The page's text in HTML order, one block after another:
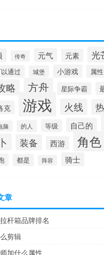
传奇 元气 元素 光
通过 城堡 小游戏 属性
略 方舟 星际争霸
克 游戏 火线
脑 的人 等级 自己的
装备 西游 角色
都是 阵容 骑士
章
杆箱品牌排名
剪辑
加什么属性